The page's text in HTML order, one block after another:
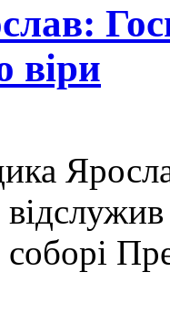
віри